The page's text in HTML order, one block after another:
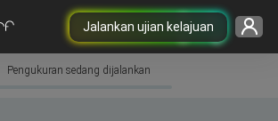
Jalankan ujian kelajuan
Pengukuran sedang dijalankan